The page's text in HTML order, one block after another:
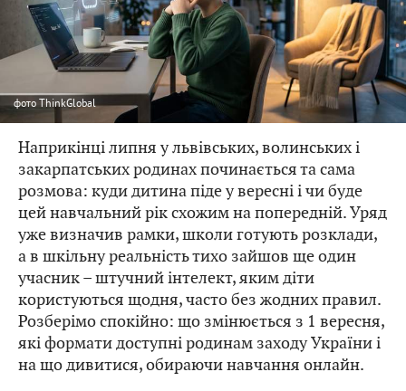
фото ThinkGlobal
Наприкінці липня у львівських, волинських і
закарпатських родинах починається та сама
розмова: куди дитина піде у вересні і чи буде
цей навчальний рік схожим на попередній. Уряд
уже визначив рамки, школи готують розклади,
а в шкільну реальність тихо зайшов ще один
учасник – штучний інтелект, яким діти
користуються щодня, часто без жодних правил.
Розберімо спокійно: що змінюється з 1 вересня,
які формати доступні родинам заходу України і
на що дивитися, обираючи навчання онлайн.